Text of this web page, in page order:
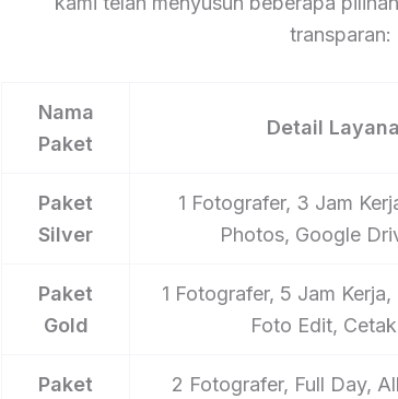
transparan:
Nama
Paket
Detail
Paket
Silver
1 Fotografer, 3 Jam
Photos, Google
Paket
Gold
1 Fotografer, 5 Jam
Foto Edit,
Paket
2 Fotografer, Full Day,